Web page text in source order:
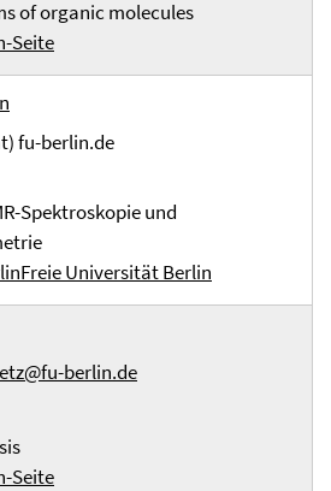
of organic molecules
Seite
fu-berlin.de
Spektroskopie und
Freie Universität Berlin
berlin.de
Seite